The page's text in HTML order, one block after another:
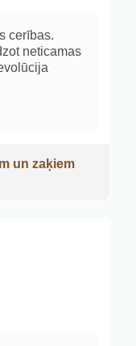
cerības.
neticamas
un zaķiem